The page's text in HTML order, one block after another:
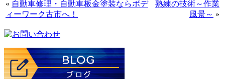
« 自動車修理・自動車板金塗装ならボデ
ィーワーク古市へ！
熟練の技術～作業
風景～ »